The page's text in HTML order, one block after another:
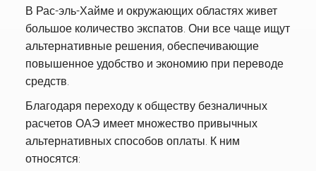
В Рас-эль-Хайме и окружающих областях живет
большое количество экспатов. Они все чаще ищут
альтернативные решения, обеспечивающие
повышенное удобство и экономию при переводе
средств.
Благодаря переходу к обществу безналичных
расчетов ОАЭ имеет множество привычных
альтернативных способов оплаты. К ним
относятся: